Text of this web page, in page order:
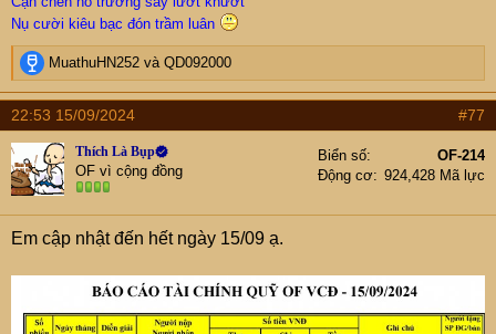
Nụ cười kiêu bạc đón trầm luân
R
e
a
c
t
i
o
n
s
:
MuathuHN252 và QD092000
22:53 15/09/2024 #77
Thích Là Bụp
OF vì cộng đồng
Biển số
OF-214
Động cơ
924,428 Mã lực
Em cập nhật đến hết ngày 15/09 ạ.